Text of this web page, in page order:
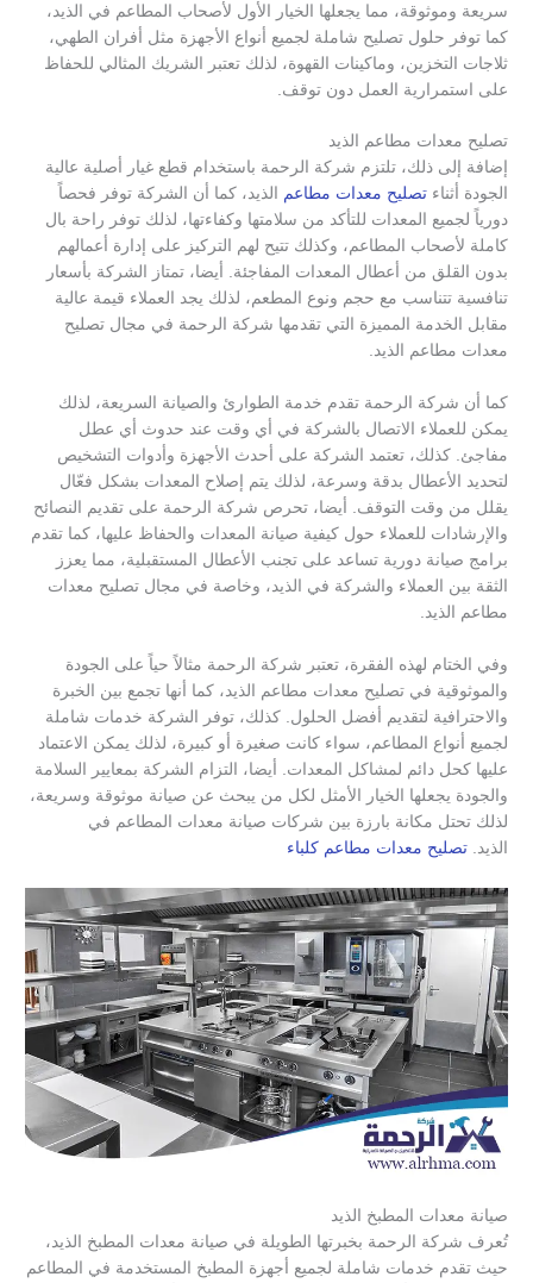
سريعة وموثوقة، مما يجعلها الخيار الأول لأصحاب المطاعم في الذيد،
كما توفر حلول تصليح شاملة لجميع أنواع الأجهزة مثل أفران الطهي،
ثلاجات التخزين، وماكينات القهوة، لذلك تعتبر الشريك المثالي للحفاظ
على استمرارية العمل دون توقف.
تصليح معدات مطاعم الذيد
إضافة إلى ذلك، تلتزم شركة الرحمة باستخدام قطع غيار أصلية عالية
الجودة أثناءتصليح معدات مطاعم الذيد، كما أن الشركة توفر فحصاً
دورياً لجميع المعدات للتأكد من سلامتها وكفاءتها، لذلك توفر راحة بال
كاملة لأصحاب المطاعم، وكذلك تتيح لهم التركيز على إدارة أعمالهم
بدون القلق من أعطال المعدات المفاجئة. أيضا، تمتاز الشركة بأسعار
تنافسية تتناسب مع حجم ونوع المطعم، لذلك يجد العملاء قيمة عالية
مقابل الخدمة المميزة التي تقدمها شركة الرحمة في مجال تصليح
معدات مطاعم الذيد.
كما أن شركة الرحمة تقدم خدمة الطوارئ والصيانة السريعة، لذلك
يمكن للعملاء الاتصال بالشركة في أي وقت عند حدوث أي عطل
مفاجئ. كذلك، تعتمد الشركة على أحدث الأجهزة وأدوات التشخيص
لتحديد الأعطال بدقة وسرعة، لذلك يتم إصلاح المعدات بشكل فعّال
يقلل من وقت التوقف. أيضا، تحرص شركة الرحمة على تقديم النصائح
والإرشادات للعملاء حول كيفية صيانة المعدات والحفاظ عليها، كما تقدم
برامج صيانة دورية تساعد على تجنب الأعطال المستقبلية، مما يعزز
الثقة بين العملاء والشركة في الذيد، وخاصة في مجال تصليح معدات
مطاعم الذيد.
وفي الختام لهذه الفقرة، تعتبر شركة الرحمة مثالاً حياً على الجودة
والموثوقية في تصليح معدات مطاعم الذيد، كما أنها تجمع بين الخبرة
والاحترافية لتقديم أفضل الحلول. كذلك، توفر الشركة خدمات شاملة
لجميع أنواع المطاعم، سواء كانت صغيرة أو كبيرة، لذلك يمكن الاعتماد
عليها كحل دائم لمشاكل المعدات. أيضا، التزام الشركة بمعايير السلامة
والجودة يجعلها الخيار الأمثل لكل من يبحث عن صيانة موثوقة وسريعة،
لذلك تحتل مكانة بارزة بين شركات صيانة معدات المطاعم في
الذيد.تصليح معدات مطاعم كلباء
صيانة معدات المطبخ الذيد
تُعرف شركة الرحمة بخبرتها الطويلة في صيانة معدات المطبخ الذيد،
حيث تقدم خدمات شاملة لجميع أجهزة المطبخ المستخدمة في المطاعم